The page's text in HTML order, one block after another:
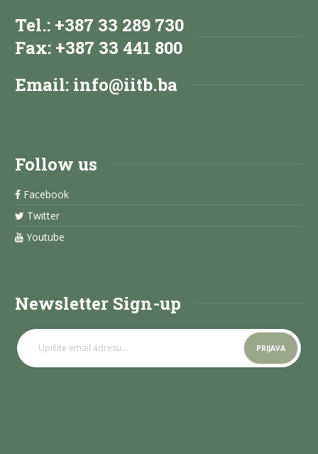
Tel.: +387 33 289 730
Fax: +387 33 441 800
Email: info@iitb.ba
Follow us
Facebook
Twitter
Youtube
Newsletter Sign-up